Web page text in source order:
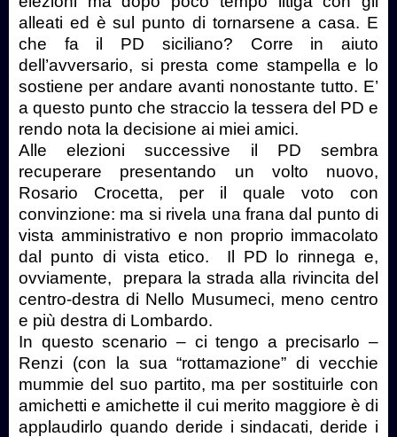
alleati ed è sul punto di tornarsene a casa. E
che fa il PD siciliano? Corre in aiuto
dell’avversario, si presta come stampella e lo
sostiene per andare avanti nonostante tutto. E’
a questo punto che straccio la tessera del PD e
rendo nota la decisione ai miei amici.
Alle elezioni successive il PD sembra
recuperare presentando un volto nuovo,
Rosario Crocetta, per il quale voto con
convinzione: ma si rivela una frana dal punto di
vista amministrativo e non proprio immacolato
dal punto di vista etico. Il PD lo rinnega e,
ovviamente, prepara la strada alla rivincita del
centro-destra di Nello Musumeci, meno centro
e più destra di Lombardo.
In questo scenario – ci tengo a precisarlo –
Renzi (con la sua “rottamazione” di vecchie
mummie del suo partito, ma per sostituirle con
amichetti e amichette il cui merito maggiore è di
applaudirlo quando deride i sindacati, deride i